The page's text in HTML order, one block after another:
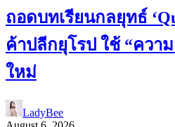
ถอดบทเรียนกลยุทธ์
ค้าปลีกยุโรป ใช้ “ความ
ใหม่
LadyBee